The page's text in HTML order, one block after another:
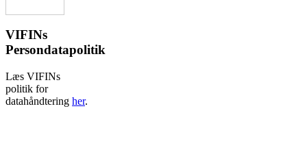
VIFINs
Persondatapolitik
Læs VIFINs
politik for
datahåndtering her.